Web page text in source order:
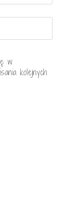
w
kolejnych